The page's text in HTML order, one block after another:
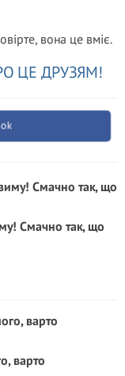
вона це вміє.
ЦЕ ДРУЗЯМ!
Смачно так, що
варто